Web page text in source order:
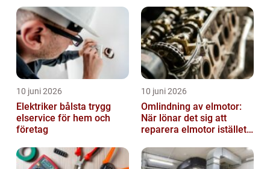
10 juni 2026
Elektriker bålsta trygg
elservice för hem och
företag
10 juni 2026
Omlindning av elmotor:
När lönar det sig att
reparera elmotor istället